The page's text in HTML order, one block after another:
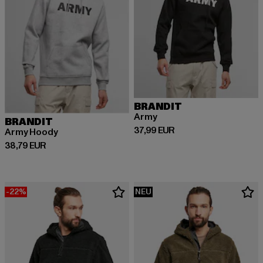
BRANDIT
Army Hoody
38,79 EUR
Derzeitiger Preis: 38,79 EUR
BRANDIT
Army
37,99 EUR
Derzeitiger Preis: 37,99 EUR
-22% NEU